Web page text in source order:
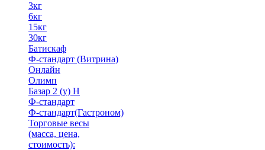
3кг
6кг
15кг
30кг
Батискаф
Ф-стандарт (Витрина)
Онлайн
Олимп
Базар 2 (у) Н
Ф-стандарт
Ф-стандарт(Гастроном)
Торговые весы
(масса, цена,
стоимость):